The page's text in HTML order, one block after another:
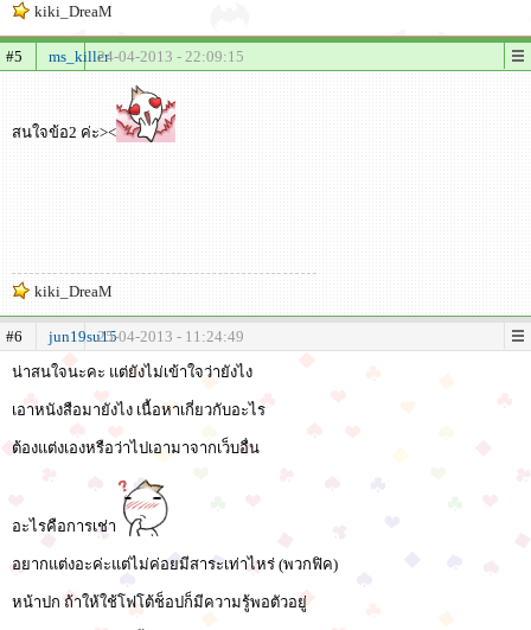
kiki_DreaM
#5 ms_killer24-04-2013 - 22:09:15
สนใจข้อ2 ค่ะ><
kiki_DreaM
#6 jun19su1525-04-2013 - 11:24:49
น่าสนใจนะคะ แต่ยังไม่เข้าใจว่ายังไง
เอาหนังสือมายังไง เนื้อหาเกี่ยวกับอะไร
ต้องแต่งเองหรือว่าไปเอามาจากเว็บอื่น
อะไรคือการเช่า
อยากแต่งอะค่ะแต่ไม่ค่อยมีสาระเท่าไหร่ (พวกฟิค)
หน้าปก ถ้าให้ใช้โฟโต้ช็อปก็มีความรู้พอตัวอยู่